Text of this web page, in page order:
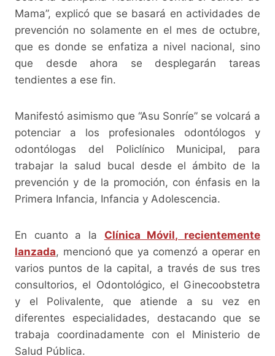
Mama”, explicó que se basará en actividades de
prevención no solamente en el mes de octubre,
que es donde se enfatiza a nivel nacional, sino
que desde ahora se desplegarán tareas
tendientes a ese fin.
Manifestó asimismo que “Asu Sonríe” se volcará a
potenciar a los profesionales odontólogos y
odontólogas del Policlínico Municipal, para
trabajar la salud bucal desde el ámbito de la
prevención y de la promoción, con énfasis en la
Primera Infancia, Infancia y Adolescencia.
En cuanto a la Clínica Móvil, recientemente
lanzada, mencionó que ya comenzó a operar en
varios puntos de la capital, a través de sus tres
consultorios, el Odontológico, el Ginecoobstetra
y el Polivalente, que atiende a su vez en
diferentes especialidades, destacando que se
trabaja coordinadamente con el Ministerio de
Salud Pública.